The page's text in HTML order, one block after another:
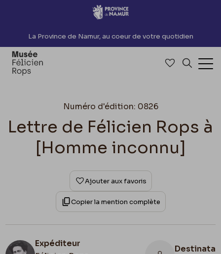
Accèder directement au contenu
La Province de Namur, au coeur de votre quotidien
Accéder à
Numéro d'édition: 0826
Lettre de Félicien Rops à
[Homme inconnu]
Ajouter aux favoris
Copier la mention complète
Expéditeur